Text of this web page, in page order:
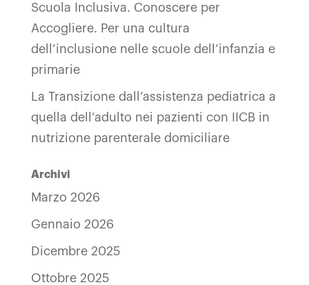
Scuola Inclusiva. Conoscere per
Accogliere. Per una cultura
dell’inclusione nelle scuole dell’infanzia e
primarie
La Transizione dall’assistenza pediatrica a
quella dell’adulto nei pazienti con IICB in
nutrizione parenterale domiciliare
Archivi
Marzo 2026
Gennaio 2026
Dicembre 2025
Ottobre 2025